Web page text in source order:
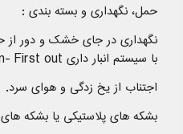
حمل، نگهداری و بسته بندی :
نگهداری در جای خشک و دور از
با سیستم انبار داری First in- First out
اجتناب از یخ زدگی و هوای سرد.
بشکه های پلاستیکی یا بشکه